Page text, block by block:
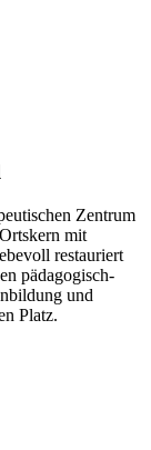
Zentrum
mit
restauriert
pädagogisch-
und
Platz.